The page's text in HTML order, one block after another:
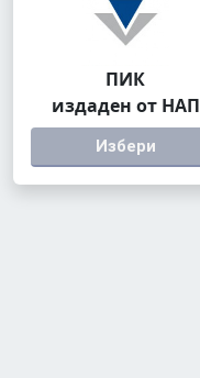
ПИК
издаден от НАП
Избери